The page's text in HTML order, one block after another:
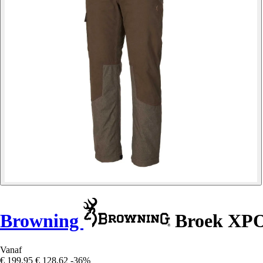
Browning Broek
Vanaf
€ 199,95 € 128,62 -36%